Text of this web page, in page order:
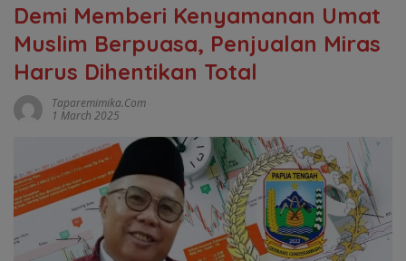
Demi Memberi Kenyamanan Umat
Muslim Berpuasa, Penjualan Miras
Harus Dihentikan Total
Taparemimika.com
1 March 2025